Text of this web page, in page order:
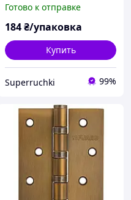
Готово к отправке
184₴/упаковка
Купить
Superruchki 99%